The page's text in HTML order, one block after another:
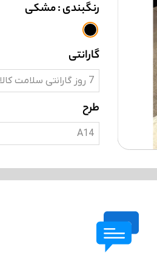
رنگبندی: مشکی
گارانتی
7 روز گارانتی سلامت کالا
طرح
A14